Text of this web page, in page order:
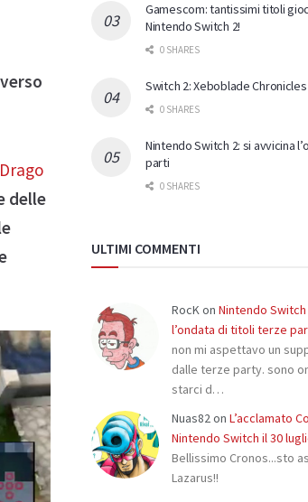
delle
Gamescom: tantissimi titoli
Nintendo Switch 2!
0 SHARES
Switch 2: Xeboblade
0 SHARES
Nintendo Switch 2: si avvicina
parti
0 SHARES
ULTIMI COMMENTI
RocKon Nintendo
l’ondata di titoli terze
non mi aspettavo un
dalle terze party. sono
starci d…
Nuas82on L’acclamato
Nintendo Switch il 30
Bellissimo Cronos...sto
Lazarus!!